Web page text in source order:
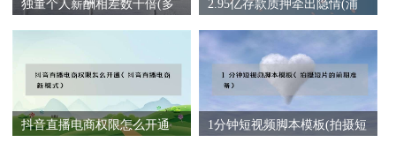
独董个人薪酬相差数千倍(多
2.95亿存款质押牵出隐情(浦
证函回函为假)
抖音直播电商权限怎么开通
1分钟短视频脚本模板(拍摄短